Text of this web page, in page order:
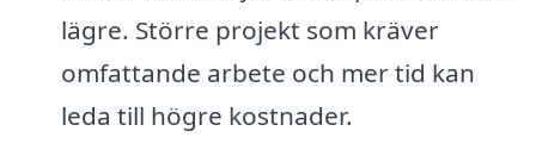
lägre. Större projekt som kräver
omfattande arbete och mer tid kan
leda till högre kostnader.